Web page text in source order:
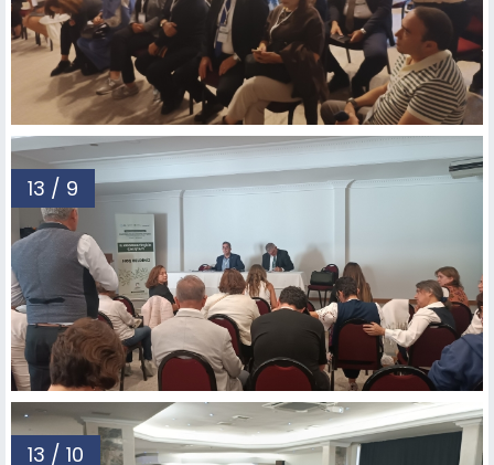
13 / 9
13 / 10